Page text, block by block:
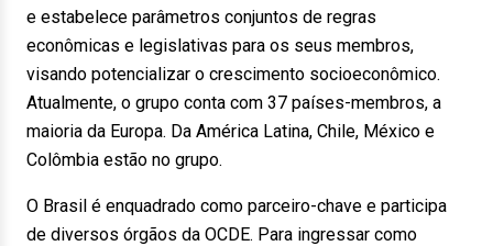
e estabelece parâmetros conjuntos de regras
econômicas e legislativas para os seus membros,
visando potencializar o crescimento socioeconômico.
Atualmente, o grupo conta com 37 países-membros, a
maioria da Europa. Da América Latina, Chile, México e
Colômbia estão no grupo.
O Brasil é enquadrado como parceiro-chave e participa
de diversos órgãos da OCDE. Para ingressar como